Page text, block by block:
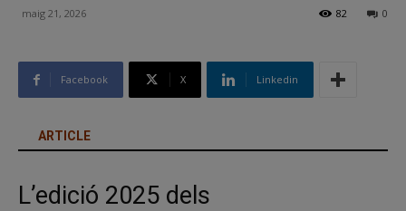
maig 21, 2026 0
82
Facebook X Linkedin
ARTICLE
L’edició 2025 dels